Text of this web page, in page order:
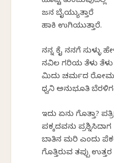
ಜನ ಬೈಯ್ಯುತ್ತಾರೆ
ಹಾಕಿ ಉಗಿಯುತ್ತಾರೆ.
ನನ್ನ ಕೈ ನನಗೆ ಸುಳ್ಳು
ನವಿಲ ಗರಿಯ ತೆಳು ತೆಳು
ಮಿದು ಚರ್ಮದ ರೋಮ
ಧ್ವನಿ ಅನುಭೂತಿ
ಇದು ಏನು ಗೊತ್ತಾ?
ಪಕ್ಕದವನು ಪ್ರಶ್ನಿಸಿದಾಗ
ಬಾತಿನ ಮರಿ ಎಂದು
ಗೊತ್ತಿರುವ ತಪ್ಪು ಉತ್ತರ